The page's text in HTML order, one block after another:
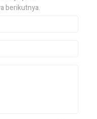
berikutnya.